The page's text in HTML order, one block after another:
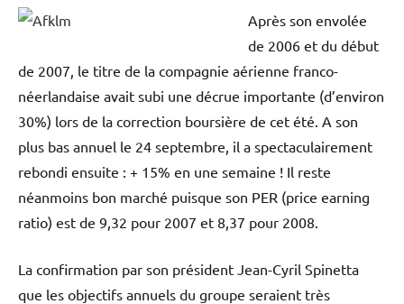
Après son envolée
de 2006 et du début
de 2007, le titre de la compagnie aérienne franco-
néerlandaise avait subi une décrue importante (d’environ
30%) lors de la correction boursière de cet été. A son
plus bas annuel le 24 septembre, il a spectaculairement
rebondi ensuite : + 15% en une semaine ! Il reste
néanmoins bon marché puisque son PER (price earning
ratio) est de 9,32 pour 2007 et 8,37 pour 2008.
La confirmation par son président Jean-Cyril Spinetta
que les objectifs annuels du groupe seraient très